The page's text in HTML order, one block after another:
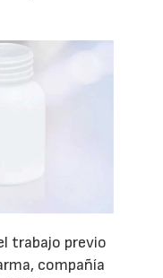
trabajo previo
compañía